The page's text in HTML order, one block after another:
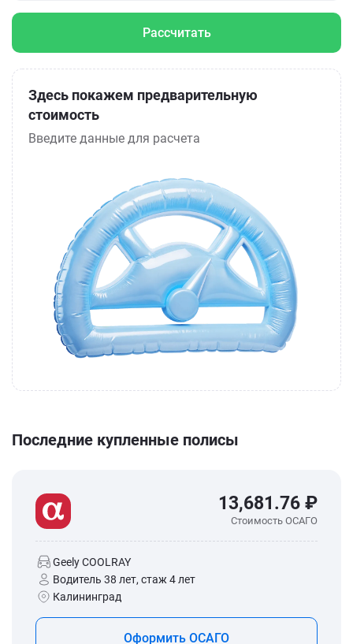
Рассчитать
Здесь покажем предварительную
стоимость
Введите данные для расчета
Последние купленные полисы
13,681.76 ₽
Стоимость ОСАГО
Geely COOLRAY
Водитель 38 лет, стаж 4 лет
Калининград
Оформить ОСАГО